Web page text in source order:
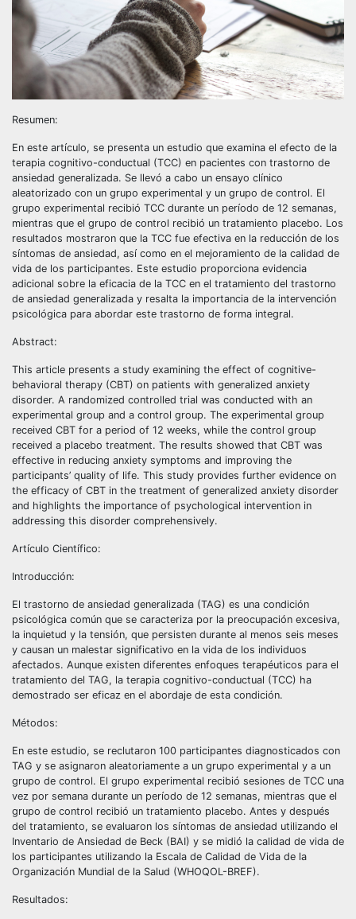
Resumen:
En este artículo, se presenta un estudio que examina el efecto de la
terapia cognitivo-conductual (TCC) en pacientes con trastorno de
ansiedad generalizada. Se llevó a cabo un ensayo clínico
aleatorizado con un grupo experimental y un grupo de control. El
grupo experimental recibió TCC durante un período de 12 semanas,
mientras que el grupo de control recibió un tratamiento placebo. Los
resultados mostraron que la TCC fue efectiva en la reducción de los
síntomas de ansiedad, así como en el mejoramiento de la calidad de
vida de los participantes. Este estudio proporciona evidencia
adicional sobre la eficacia de la TCC en el tratamiento del trastorno
de ansiedad generalizada y resalta la importancia de la intervención
psicológica para abordar este trastorno de forma integral.
Abstract:
This article presents a study examining the effect of cognitive-
behavioral therapy (CBT) on patients with generalized anxiety
disorder. A randomized controlled trial was conducted with an
experimental group and a control group. The experimental group
received CBT for a period of 12 weeks, while the control group
received a placebo treatment. The results showed that CBT was
effective in reducing anxiety symptoms and improving the
participants’ quality of life. This study provides further evidence on
the efficacy of CBT in the treatment of generalized anxiety disorder
and highlights the importance of psychological intervention in
addressing this disorder comprehensively.
Artículo Científico:
Introducción:
El trastorno de ansiedad generalizada (TAG) es una condición
psicológica común que se caracteriza por la preocupación excesiva,
la inquietud y la tensión, que persisten durante al menos seis meses
y causan un malestar significativo en la vida de los individuos
afectados. Aunque existen diferentes enfoques terapéuticos para el
tratamiento del TAG, la terapia cognitivo-conductual (TCC) ha
demostrado ser eficaz en el abordaje de esta condición.
Métodos:
En este estudio, se reclutaron 100 participantes diagnosticados con
TAG y se asignaron aleatoriamente a un grupo experimental y a un
grupo de control. El grupo experimental recibió sesiones de TCC una
vez por semana durante un período de 12 semanas, mientras que el
grupo de control recibió un tratamiento placebo. Antes y después
del tratamiento, se evaluaron los síntomas de ansiedad utilizando el
Inventario de Ansiedad de Beck (BAI) y se midió la calidad de vida de
los participantes utilizando la Escala de Calidad de Vida de la
Organización Mundial de la Salud (WHOQOL-BREF).
Resultados: